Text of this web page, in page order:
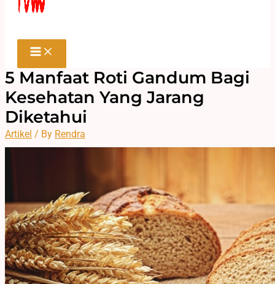
5 Manfaat Roti Gandum Bagi
Kesehatan Yang Jarang
Diketahui
Artikel / By Rendra